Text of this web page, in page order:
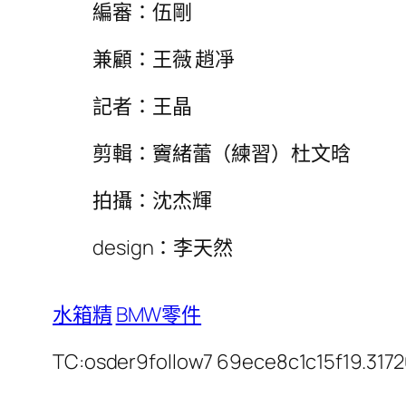
編審：伍剛
兼顧：王薇 趙凈
記者：王晶
剪輯：竇緒蕾（練習）杜文晗
拍攝：沈杰輝
design：李天然
水箱精BMW零件
TC:osder9follow7